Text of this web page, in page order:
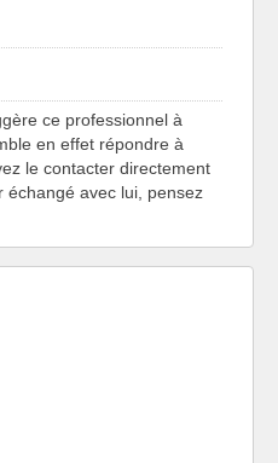
ce professionnel à
en effet répondre à
le contacter directement
échangé avec lui, pensez